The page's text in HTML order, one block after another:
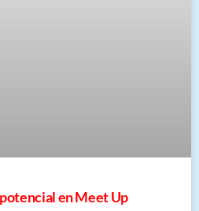
en Meet Up